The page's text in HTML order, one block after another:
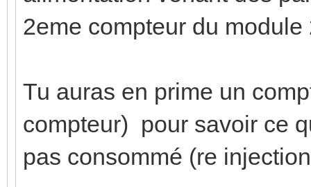
2eme compteur du module
Tu auras en prime un
compteur) pour savoir ce
pas consommé (re